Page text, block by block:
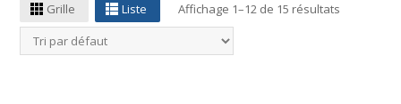
Grille Liste Affichage 1–12 de 15 résultats